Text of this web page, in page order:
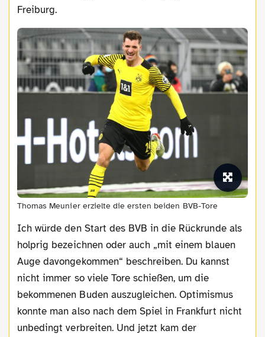
Freiburg.
Thomas Meunier erzielte die ersten beiden BVB-Tore
Ich würde den Start des BVB in die Rückrunde als
holprig bezeichnen oder auch „mit einem blauen
Auge davongekommen“ beschreiben. Du kannst
nicht immer so viele Tore schießen, um die
bekommenen Buden auszugleichen. Optimismus
konnte man also nach dem Spiel in Frankfurt nicht
unbedingt verbreiten. Und jetzt kam der